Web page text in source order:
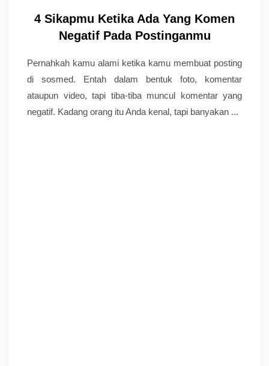
4 Sikapmu Ketika Ada Yang Komen
Negatif Pada Postinganmu
Pernahkah kamu alami ketika kamu membuat posting
di sosmed. Entah dalam bentuk foto, komentar
ataupun video, tapi tiba-tiba muncul komentar yang
negatif. Kadang orang itu Anda kenal, tapi banyakan ...